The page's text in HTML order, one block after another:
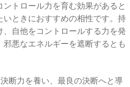
トロール力を育む効果があると
ときにおすすめの相性です。持
自他をコントロールする力を発
悪なエネルギーを遮断するとも
断力を養い、最良の決断へと導